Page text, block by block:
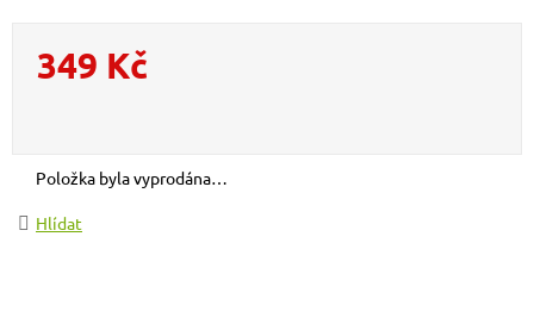
349 Kč
Položka byla vyprodána…
Hlídat